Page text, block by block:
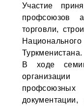
Участие
профсоюзов
торговли,
Туркменистана.
В ходе